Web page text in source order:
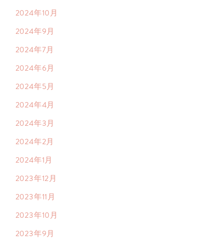
2024年10月
2024年9月
2024年7月
2024年6月
2024年5月
2024年4月
2024年3月
2024年2月
2024年1月
2023年12月
2023年11月
2023年10月
2023年9月